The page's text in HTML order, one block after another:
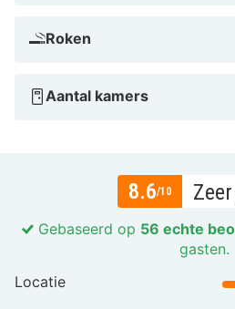
Roken
Aantal kamers
8.6/10
Gebaseerd op 56 echte
gasten.
Locatie